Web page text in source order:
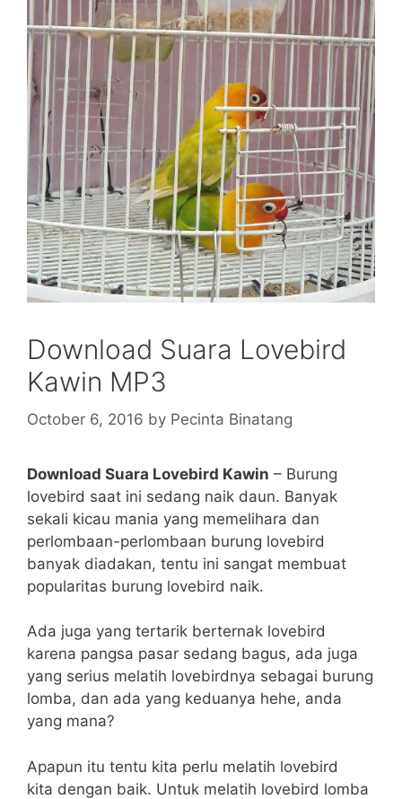
Download Suara Lovebird
Kawin MP3
October 6, 2016 by Pecinta Binatang
Download Suara Lovebird Kawin – Burung
lovebird saat ini sedang naik daun. Banyak
sekali kicau mania yang memelihara dan
perlombaan-perlombaan burung lovebird
banyak diadakan, tentu ini sangat membuat
popularitas burung lovebird naik.
Ada juga yang tertarik berternak lovebird
karena pangsa pasar sedang bagus, ada juga
yang serius melatih lovebirdnya sebagai burung
lomba, dan ada yang keduanya hehe, anda
yang mana?
Apapun itu tentu kita perlu melatih lovebird
kita dengan baik. Untuk melatih lovebird lomba